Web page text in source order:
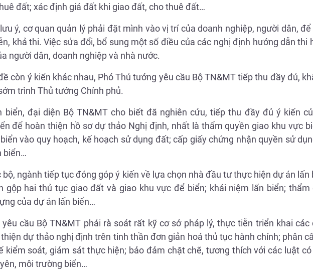
đất; xác định giá đất khi giao đất, cho thuê đất…
ý, cơ quan quản lý phải đặt mình vào vị trí của doanh nghiệp, người dân,
khả thi. Việc sửa đổi, bổ sung một số điều của các nghị định hướng dẫn thi
người dân, doanh nghiệp và nhà nước.
còn ý kiến khác nhau, Phó Thủ tướng yêu cầu Bộ TN&MT tiếp thu đầy đủ,
trình Thủ tướng Chính phủ.
đại diện Bộ TN&MT cho biết đã nghiên cứu, tiếp thu đầy đủ ý kiến
để hoàn thiện hồ sơ dự thảo Nghị định, nhất là thẩm quyền giao khu vực
vào quy hoạch, kế hoạch sử dụng đất; cấp giấy chứng nhận quyền sử
biển…
ngành tiếp tục đóng góp ý kiến về lựa chọn nhà đầu tư thực hiện dự án lấn
gộp hai thủ tục giao đất và giao khu vực để biển; khái niệm lấn biển; thẩm
của dự án lấn biển…
cầu Bộ TN&MT phải rà soát rất kỹ cơ sở pháp lý, thực tiễn triển khai các
dự thảo nghị định trên tinh thần đơn giản hoá thủ tục hành chính; phân
kiểm soát, giám sát thực hiện; bảo đảm chặt chẽ, tương thích với các luật có
môi trường biển…